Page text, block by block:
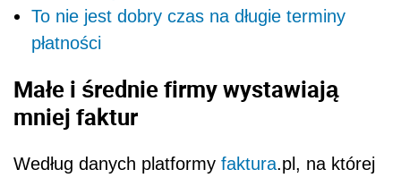
To nie jest dobry czas na długie terminy
płatności
Małe i średnie firmy wystawiają
mniej faktur
Według danych platformy faktura.pl, na której